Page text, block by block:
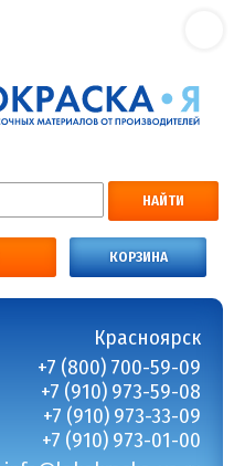
НАЙТИ
КОРЗИНА
Красноярск
+7 (800) 700-59-09
+7 (910) 973-59-08
+7 (910) 973-33-09
+7 (910) 973-01-00